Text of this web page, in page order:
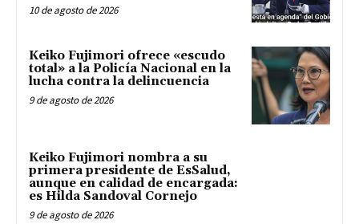
10 de agosto de 2026
Keiko Fujimori ofrece «escudo
total» a la Policía Nacional en la
lucha contra la delincuencia
9 de agosto de 2026
Keiko Fujimori nombra a su
primera presidente de EsSalud,
aunque en calidad de encargada:
es Hilda Sandoval Cornejo
9 de agosto de 2026